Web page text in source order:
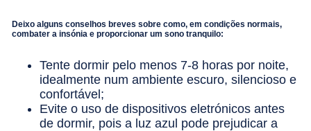
Deixo alguns conselhos breves sobre como, em condições normais,
combater a insónia e proporcionar um sono tranquilo:
Tente dormir pelo menos 7-8 horas por noite,
idealmente num ambiente escuro, silencioso e
confortável;
Evite o uso de dispositivos eletrónicos antes
de dormir, pois a luz azul pode prejudicar a